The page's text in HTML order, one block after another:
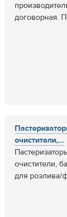
договорная.
очистители,...
очистители,
для розлива/